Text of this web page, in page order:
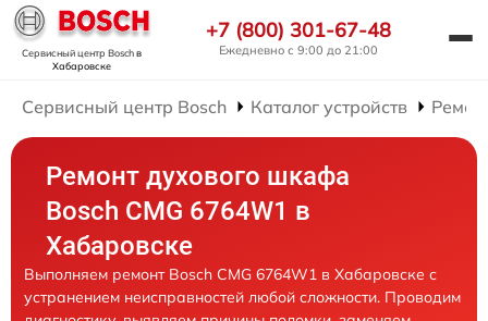
Сервисный центр Boschв
Хабаровске
+7 (800) 301-67-48
Ежедневно с 9:00 до 21:00
Сервисный центр Bosch Каталог устройств
Ремонт духового шкафа
Bosch CMG 6764W1 в
Хабаровске
Выполняем ремонт Bosch CMG 6764W1 в Хабаровске с
устранением неисправностей любой сложности. Проводим